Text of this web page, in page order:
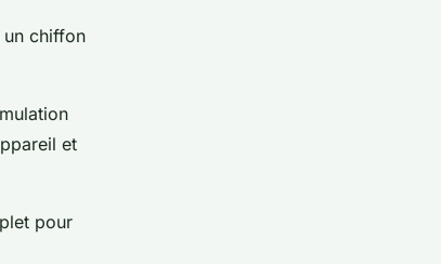
chiffon
et
pour